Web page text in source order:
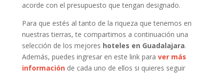
acorde con el presupuesto que tengan designado.
Para que estés al tanto de la riqueza que tenemos en
nuestras tierras, te compartimos a continuación una
selección de los mejores hoteles en Guadalajara.
Además, puedes ingresar en este link para ver más
informaciónde cada uno de ellos si quieres seguir